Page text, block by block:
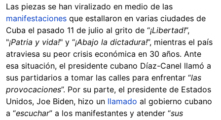
Las piezas se han viralizado en medio de las
manifestaciones que estallaron en varias ciudades de
Cuba el pasado 11 de julio al grito de “¡Libertad!”,
"¡Patria y vida!" y “¡Abajo la dictadura!”, mientras el país
atraviesa su peor crisis económica en 30 años. Ante
esa situación, el presidente cubano Díaz-Canel llamó a
sus partidarios a tomar las calles para enfrentar “las
provocaciones”. Por su parte, el presidente de Estados
Unidos, Joe Biden, hizo un llamado al gobierno cubano
a “escuchar” a los manifestantes y atender “sus